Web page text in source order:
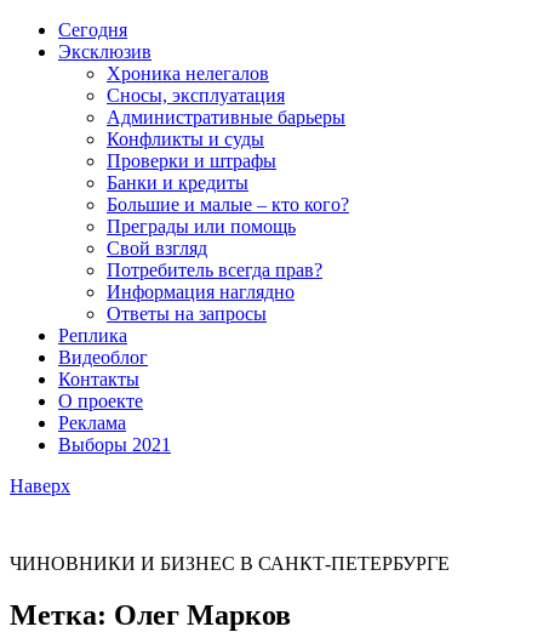
Сегодня
Эксклюзив
Хроника нелегалов
Сносы, эксплуатация
Административные барьеры
Конфликты и суды
Проверки и штрафы
Банки и кредиты
Большие и малые – кто кого?
Преграды или помощь
Свой взгляд
Потребитель всегда прав?
Информация наглядно
Ответы на запросы
Реплика
Видеоблог
Контакты
О проекте
Реклама
Выборы 2021
Наверх
ЧИНОВНИКИ И БИЗНЕС В САНКТ-ПЕТЕРБУРГЕ
Метка: Олег Марков